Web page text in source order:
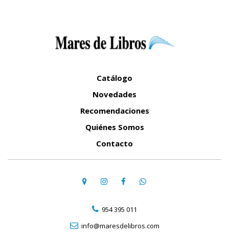
Catálogo
Novedades
Recomendaciones
Quiénes Somos
Contacto
954 395 011
info@maresdelibros.com